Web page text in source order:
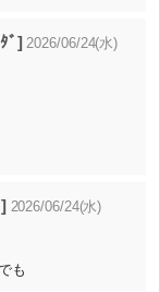
ﾞ] 2026/06/24(水)
2026/06/24(水)
も